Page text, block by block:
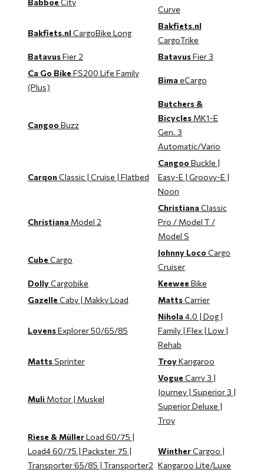
Babboe City
Curve
Bakfiets.nlCargoBike Long
Bakfiets.nl
CargoTrike
BatavusFier 2 BatavusFier 3
Ca Go Bike FS200 Life Family
(Plus)
BimaeCargo
Cangoo Buzz
Butchers &
Bicycles MK1-E
Gen. 3
Automatic/Vario
CarqonClassic | Cruise | Flatbed
Cangoo Buckle |
Easy-E | Groovy-E |
Noon
Christiana Model 2
ChristianaClassic
Pro / Model T /
Model S
Cube Cargo
Johnny Loco Cargo
Cruiser
DollyCargobike Keewee Bike
Gazelle Caby | Makky Load MattsCarrier
LovensExplorer 50/65/85
Nihola4.0 | Dog |
Family | Flex | Low |
Rehab
MattsSprinter TroyKangaroo
Muli Motor | Muskel
Vogue Carry 3 |
Journey | Superior 3 |
Superior Deluxe |
Troy
Riese & MüllerLoad 60/75 |
Load4 60/75 | Packster 75 |
Transporter 65/85 | Transporter2
WintherCargoo |
Kangaroo Lite/Luxe